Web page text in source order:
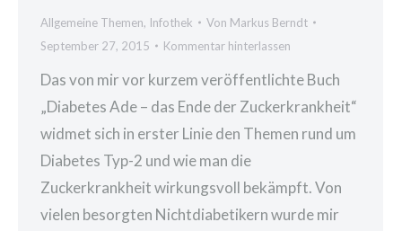
Allgemeine Themen, Infothek Von Markus Berndt
September 27, 2015
Kommentar hinterlassen
Das von mir vor kurzem veröffentlichte Buch
„Diabetes Ade – das Ende der Zuckerkrankheit“
widmet sich in erster Linie den Themen rund um
Diabetes Typ-2 und wie man die
Zuckerkrankheit wirkungsvoll bekämpft. Von
vielen besorgten Nichtdiabetikern wurde mir